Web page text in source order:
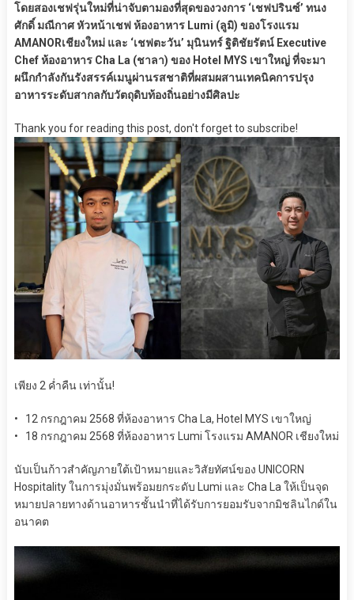
โดยสองเชฟรุ่นใหม่ที่น่าจับตามองที่สุดของวงการ ‘เชฟปรินซ์’ ทนง
ศักดิ์ มณีกาศ หัวหน้าเชฟ ห้องอาหาร Lumi (ลูมิ) ของโรงแรม
AMANORเชียงใหม่ และ ‘เชฟตะวัน’ มุนินทร์ ฐิติชัยรัตน์ Executive
Chef ห้องอาหาร Cha La (ชาลา) ของ Hotel MYS เขาใหญ่ ที่จะมา
ผนึกกำลังกันรังสรรค์เมนูผ่านรสชาติที่ผสมผสานเทคนิคการปรุง
อาหารระดับสากลกับวัตถุดิบท้องถิ่นอย่างมีศิลปะ
Thank you for reading this post, don't forget to subscribe!
เพียง 2 ค่ำคืน เท่านั้น!
• 12 กรกฎาคม 2568 ที่ห้องอาหาร Cha La, Hotel MYS เขาใหญ่
• 18 กรกฎาคม 2568 ที่ห้องอาหาร Lumi โรงแรม AMANOR เชียงใหม่
นับเป็นก้าวสำคัญภายใต้เป้าหมายและวิสัยทัศน์ของ UNICORN
Hospitality ในการมุ่งมั่นพร้อมยกระดับ Lumi และ Cha La ให้เป็นจุด
หมายปลายทางด้านอาหารชั้นนำที่ได้รับการยอมรับจากมิชลินไกด์ใน
อนาคต